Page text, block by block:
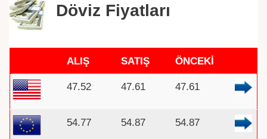
Döviz Fiyatları
ALIŞ SATIŞ ÖNCEKİ
47.52 47.61 47.61
54.77 54.87 54.87